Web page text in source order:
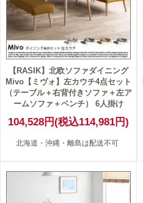
【RASIK】北欧ソファダイニング
Mivo【ミヴォ】左カウチ4点セット
（テーブル＋右背付きソファ＋左ア
ームソファ＋ベンチ） 6人掛け
104,528円(税込114,981円)
北海道・沖縄・離島は配送不可